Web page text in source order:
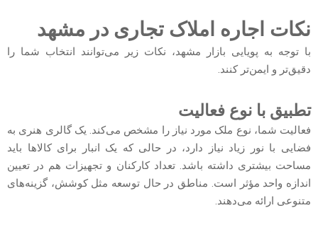
نکات اجاره املاک تجاری در مشهد
با توجه به پویایی بازار مشهد، نکات زیر می‌توانند انتخاب شما را
دقیق‌تر و ایمن‌تر کنند.
تطبیق با نوع فعالیت
فعالیت شما، نوع ملک مورد نیاز را مشخص می‌کند. یک گالری هنری به
فضایی با نور زیاد نیاز دارد، در حالی که یک انبار برای کالاها باید
مساحت بیشتری داشته باشد. تعداد کارکنان و تجهیزات هم در تعیین
اندازه واحد مؤثر است. مناطق در حال توسعه مثل کوشش، گزینه‌های
متنوعی ارائه می‌دهند.